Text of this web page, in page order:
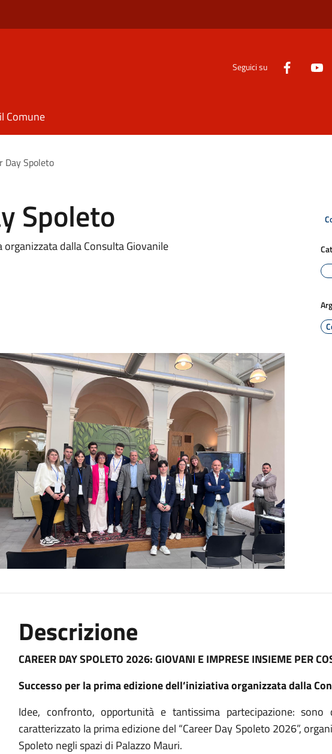
Seguici su
Comune
Day Spoleto
Spoleto
dalla Consulta Giovanile
Descrizione
CAREER DAY SPOLETO 2026: GIOVANI E IMPRESE INSIEME PER
Successo per la prima edizione dell’iniziativa organizzata dalla
Idee, confronto, opportunità e tantissima partecipazione:
caratterizzato la prima edizione del “Career Day Spoleto 2026”,
Spoleto negli spazi di Palazzo Mauri.